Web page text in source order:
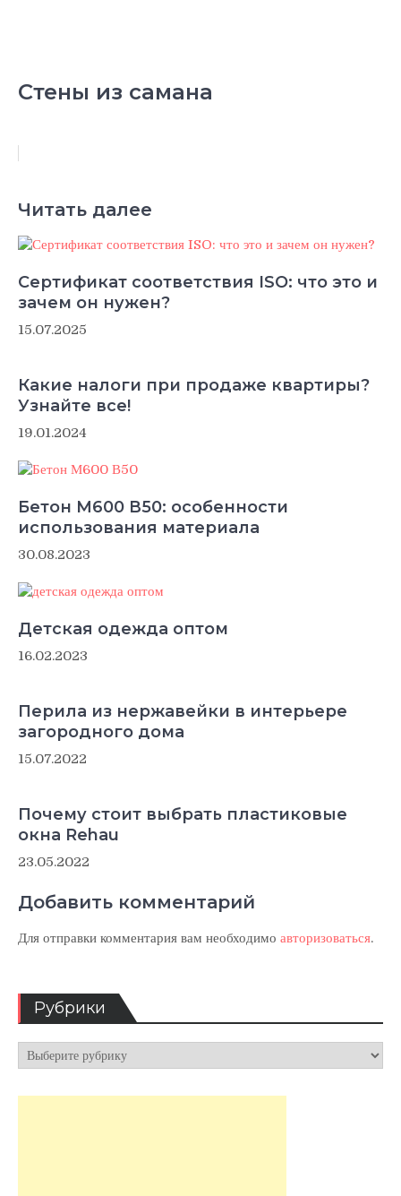
Стены из самана
Читать далее
Сертификат соответствия ISO: что это и
зачем он нужен?
15.07.2025
Какие налоги при продаже квартиры?
Узнайте все!
19.01.2024
Бетон М600 В50: особенности
использования материала
30.08.2023
Детская одежда оптом
16.02.2023
Перила из нержавейки в интерьере
загородного дома
15.07.2022
Почему стоит выбрать пластиковые
окна Rehau
23.05.2022
Добавить комментарий
Для отправки комментария вам необходимо авторизоваться.
Рубрики
Рубрики